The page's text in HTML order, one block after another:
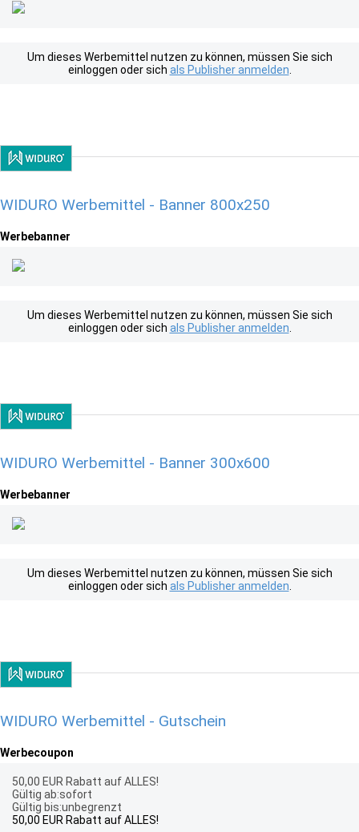
Um dieses Werbemittel nutzen zu können, müssen Sie sich
einloggen oder sich als Publisher anmelden
WIDURO Werbemittel - Banner 800x250
Werbebanner
Um dieses Werbemittel nutzen zu können, müssen Sie sich
einloggen oder sich als Publisher anmelden
WIDURO Werbemittel - Banner 300x600
Werbebanner
Um dieses Werbemittel nutzen zu können, müssen Sie sich
einloggen oder sich als Publisher anmelden
WIDURO Werbemittel - Gutschein
Werbecoupon
50,00 EUR Rabatt auf ALLES!
Gültig ab:sofort
Gültig bis:unbegrenzt
50,00 EUR Rabatt auf ALLES!